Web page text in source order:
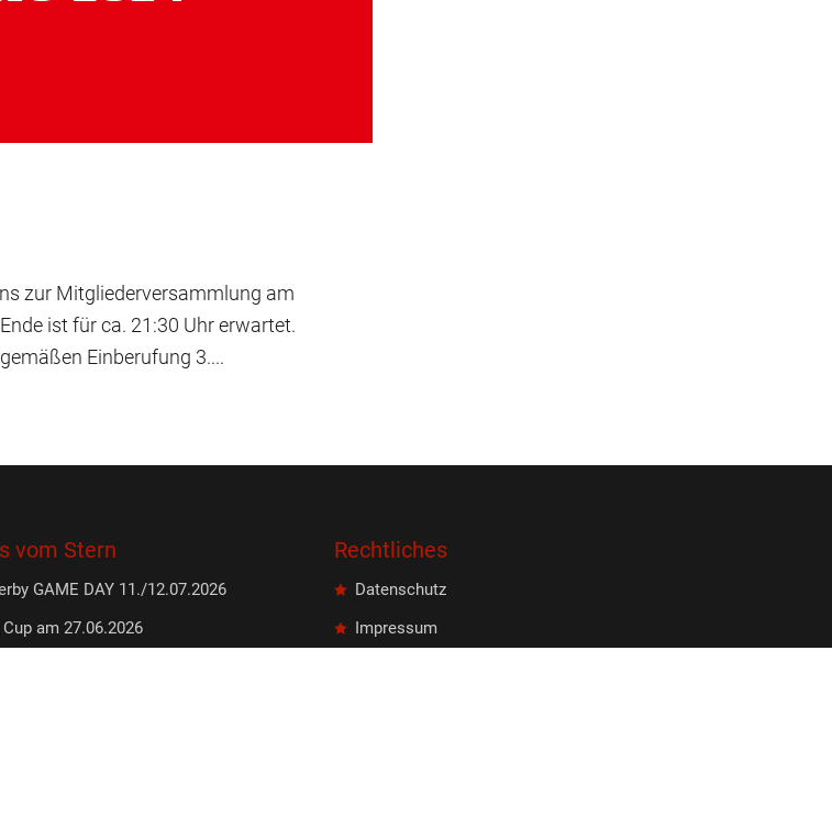
zur Mitgliederversammlung am
ist für ca. 21:30 Uhr erwartet.
Einberufung 3....
vom Stern
GAME DAY 11./12.07.2026
Cup am 27.06.2026
Rechtliches
Datenschutz
Impressum